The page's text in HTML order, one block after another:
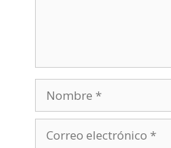
electrónico